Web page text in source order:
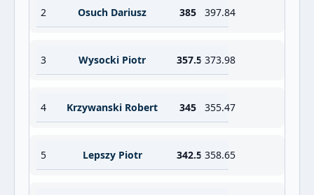
2 Osuch Dariusz 385 397.84
3 Wysocki Piotr 357.5 373.98
4 Krzywanski Robert 345 355.47
5 Lepszy Piotr 342.5 358.65